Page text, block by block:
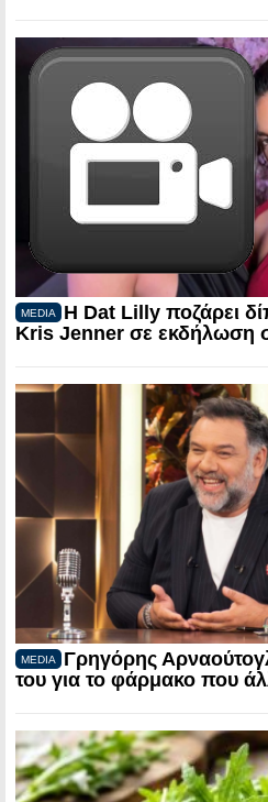
MEDIA
Η Dat Lilly ποζάρει
Kris Jenner σε εκδήλωση
MEDIA
Γρηγόρης
του για το φάρμακο που